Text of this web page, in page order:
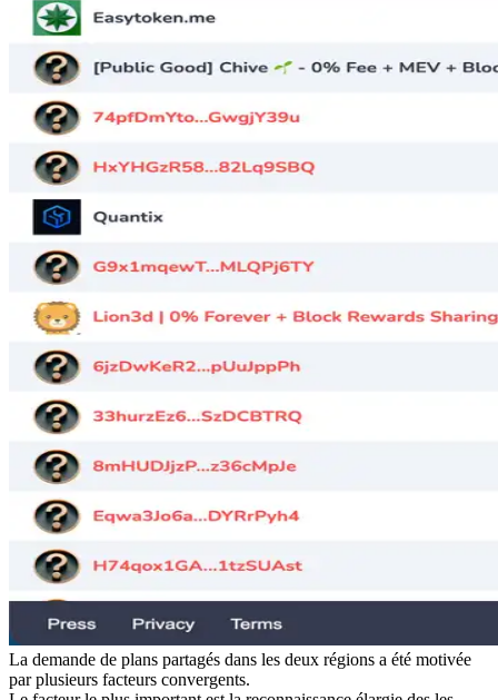
La demande de plans partagés dans les deux régions a été motivée
par plusieurs facteurs convergents.